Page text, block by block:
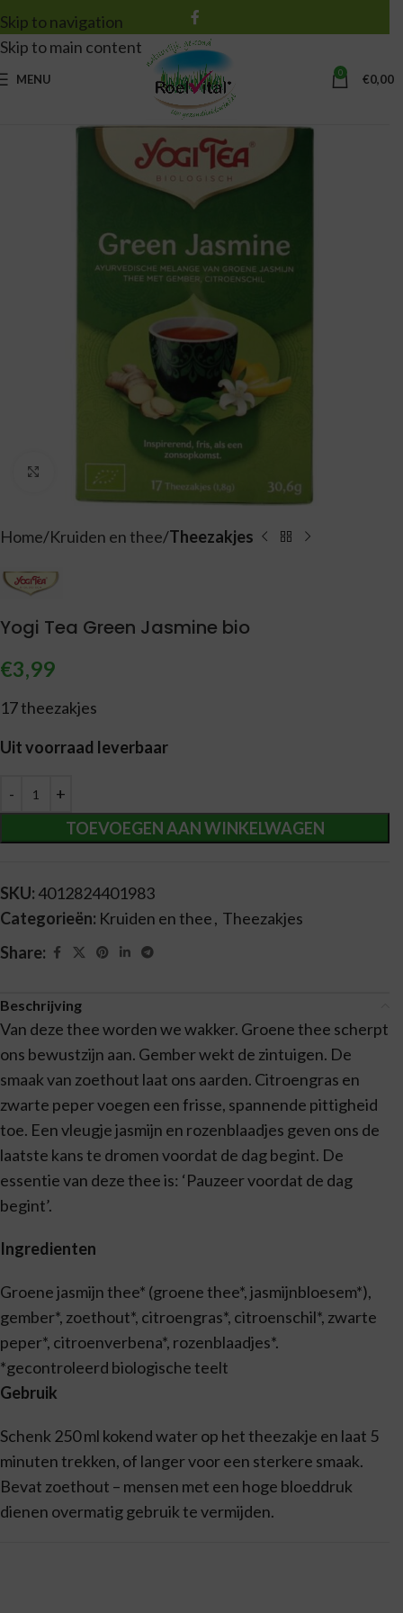
Skip to navigation
Skip to main content
MENU 0 €0,00
Vergroten
Home Kruiden en thee Theezakjes
Yogi Tea Green Jasmine bio
€3,99
17 theezakjes
Uit voorraad leverbaar
TOEVOEGEN AAN WINKELWAGEN
Alternative:
SKU: 4012824401983
Categorieën: Kruiden en thee, Theezakjes
Share:
Beschrijving
Van deze thee worden we wakker. Groene thee scherpt
ons bewustzijn aan. Gember wekt de zintuigen. De
smaak van zoethout laat ons aarden. Citroengras en
zwarte peper voegen een frisse, spannende pittigheid
toe. Een vleugje jasmijn en rozenblaadjes geven ons de
laatste kans te dromen voordat de dag begint. De
essentie van deze thee is: ‘Pauzeer voordat de dag
begint’.
Ingredienten
Groene jasmijn thee* (groene thee*, jasmijnbloesem*),
gember*, zoethout*, citroengras*, citroenschil*, zwarte
peper*, citroenverbena*, rozenblaadjes*.
*gecontroleerd biologische teelt
Gebruik
Schenk 250 ml kokend water op het theezakje en laat 5
minuten trekken, of langer voor een sterkere smaak.
Bevat zoethout – mensen met een hoge bloeddruk
dienen overmatig gebruik te vermijden.